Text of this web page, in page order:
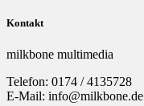
Kontakt
milkbone multimedia
Telefon: 0174 / 4135728
E-Mail: info@milkbone.de